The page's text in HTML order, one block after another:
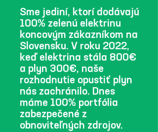
Sme jediní, ktorí dodávajú
100% zelenú elektrinu
koncovým zákazníkom na
Slovensku. V roku 2022,
keď elektrina stála 800€
a plyn 300€, naše
rozhodnutie opustiť plyn
nás zachránilo. Dnes
máme 100% portfólia
zabezpečené z
obnoviteľných zdrojov.